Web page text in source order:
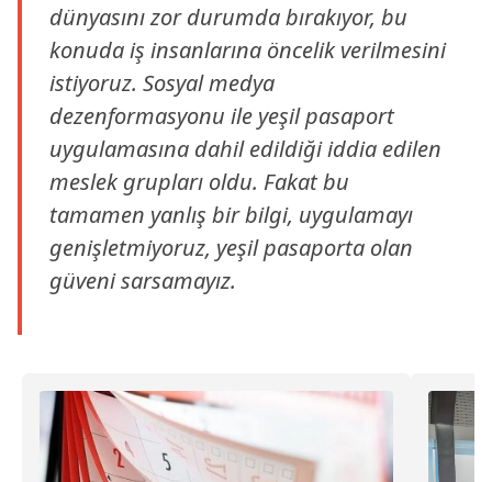
dünyasını zor durumda bırakıyor, bu
konuda iş insanlarına öncelik verilmesini
istiyoruz. Sosyal medya
dezenformasyonu ile yeşil pasaport
uygulamasına dahil edildiği iddia edilen
meslek grupları oldu. Fakat bu
tamamen yanlış bir bilgi, uygulamayı
genişletmiyoruz, yeşil pasaporta olan
güveni sarsamayız.